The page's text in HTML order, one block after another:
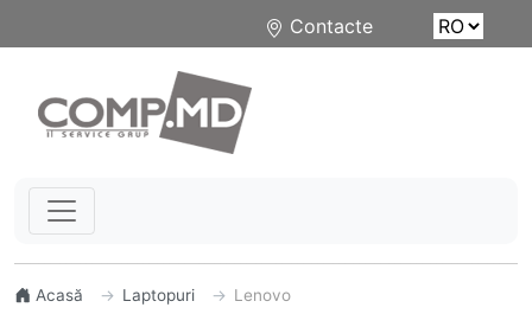
Contacte
Acasă Laptopuri Lenovo